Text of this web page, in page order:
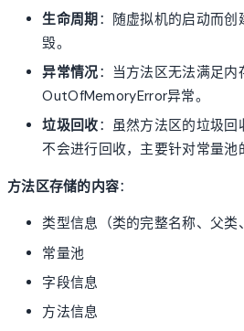
生命周期：随虚拟机的启动而
毁。
异常情况：当方法区无法满足
OutOfMemoryError异常。
垃圾回收：虽然方法区的垃圾
不会进行回收，主要针对常量池
方法区存储的内容：
类型信息（类的完整名称、父类
常量池
字段信息
方法信息